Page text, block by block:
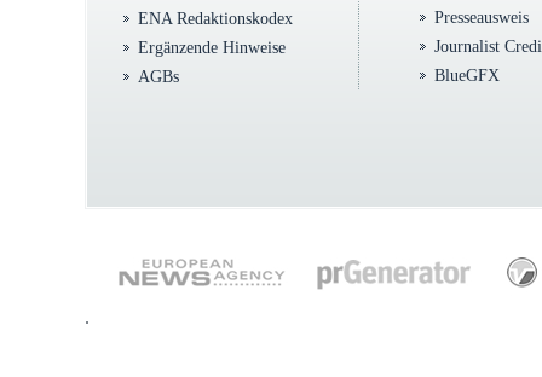
ENA Redaktionskodex
Ergänzende Hinweise
AGBs
Presseausweis
Journalist
BlueGFX
.